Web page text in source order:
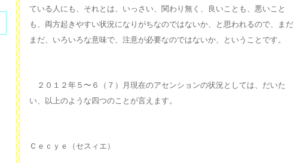
ている人にも、それとは、いっさい、関わり無く、良いことも、悪いこと
も、両方起きやすい状況になりがちなのではないか、と思われるので、まだ
まだ、いろいろな意味で、注意が必要なのではないか、ということです。
２０１２年５〜６（７）月現在のアセンションの状況としては、だいた
い、以上のような四つのことが言えます。
Ｃｅｃｙｅ（セスィエ）